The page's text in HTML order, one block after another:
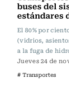
buses del
estándares
El 80% por
(vidrios,
a la fuga de
Jueves 24 de
# Transportes